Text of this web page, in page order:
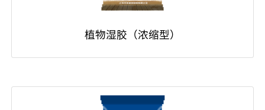
植物湿胶（浓缩型）